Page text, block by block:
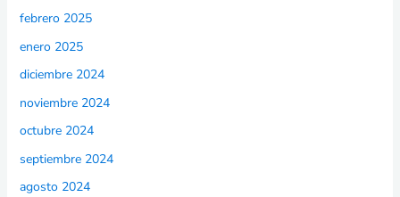
febrero 2025
enero 2025
diciembre 2024
noviembre 2024
octubre 2024
septiembre 2024
agosto 2024